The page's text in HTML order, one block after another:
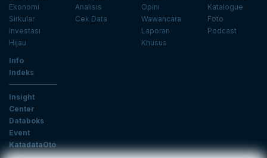
Ekonomi
Sirkular
Investasi
Hijau
Analisis
Cek Data
Opini
Wawancara
Laporan
Khusus
Katalogue
Foto
Podcast
Info
Indeks
Insight
Center
Databoks
Event
KatadataOto